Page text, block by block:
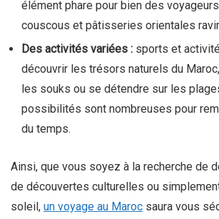
élément phare pour bien des
couscous et pâtisseries orientales
Des activités variées : sports et
découvrir les trésors naturels du
les souks ou se détendre sur les
possibilités sont nombreuses pour
du temps.
Ainsi, que vous soyez à la recherche de
de découvertes culturelles ou
soleil, un voyage au Maroc saura vous